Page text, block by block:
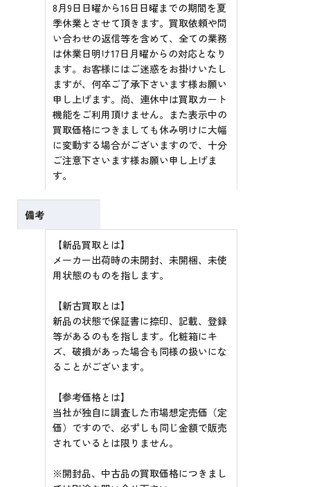
8月9日日曜から16日日曜までの期間を夏
季休業とさせて頂きます。買取依頼や問
い合わせの返信等を含めて、全ての業務
は休業日明け17日月曜からの対応となり
ます。お客様にはご迷惑をお掛けいたし
ますが、何卒ご了承下さいます様お願い
申し上げます。尚、連休中は買取カート
機能をご利用頂けません。また表示中の
買取価格につきましても休み明けに大幅
に変動する場合がございますので、十分
ご注意下さいます様お願い申し上げま
す。
備考
【新品買取とは】
メーカー出荷時の未開封、未開梱、未使
用状態のものを指します。
【新古買取とは】
新品の状態で保証書に捺印、記載、登録
等があるのもを指します。化粧箱にキ
ズ、破損があった場合も同様の扱いにな
ることがございます。
【参考価格とは】
当社が独自に調査した市場想定売価（定
価）ですので、必ずしも同じ金額で販売
されているとは限りません。
※開封品、中古品の買取価格につきまし